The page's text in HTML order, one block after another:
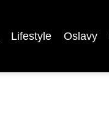
Lifestyle Oslavy